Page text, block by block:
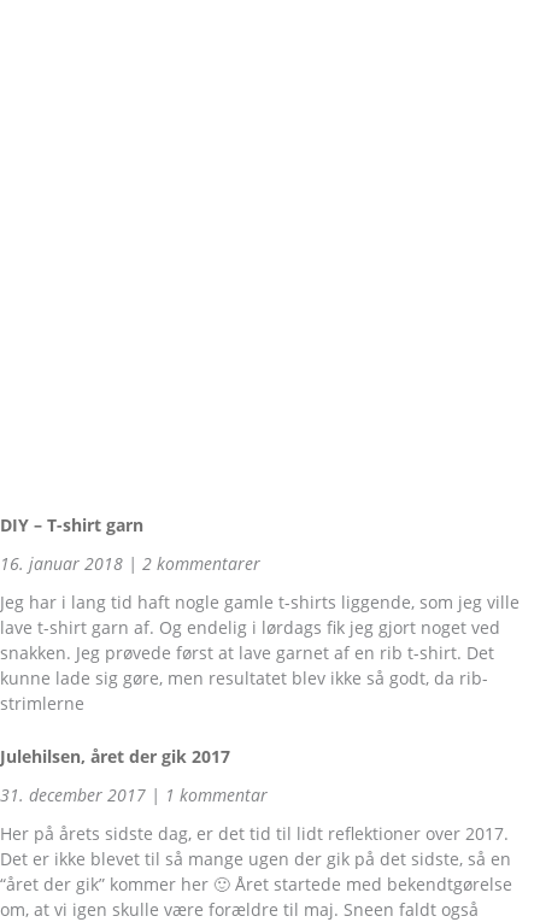
DIY – T-shirt garn
16. januar 2018
2 kommentarer
Jeg har i lang tid haft nogle gamle t-shirts liggende, som jeg ville
lave t-shirt garn af. Og endelig i lørdags fik jeg gjort noget ved
snakken. Jeg prøvede først at lave garnet af en rib t-shirt. Det
kunne lade sig gøre, men resultatet blev ikke så godt, da rib-
strimlerne
Julehilsen, året der gik 2017
31. december 2017
1 kommentar
Her på årets sidste dag, er det tid til lidt reflektioner over 2017.
Det er ikke blevet til så mange ugen der gik på det sidste, så en
“året der gik” kommer her 🙂 Året startede med bekendtgørelse
om, at vi igen skulle være forældre til maj. Sneen faldt også